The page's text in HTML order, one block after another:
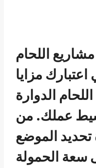
اللحام
مزايا
الدوارة
عملك. من
تحديد الموضع
سعة الحمولة